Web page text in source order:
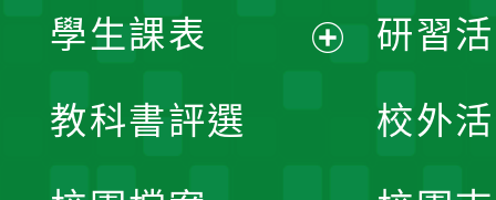
學生課表
教科書評選
研習
校外